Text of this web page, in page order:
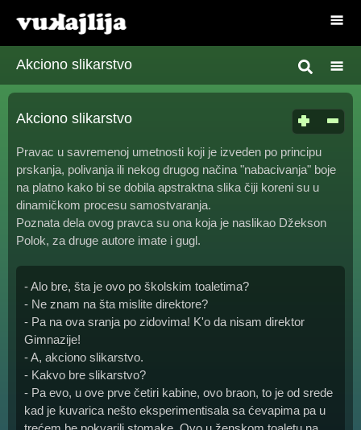
Akciono slikarstvo
Akciono slikarstvo
Pravac u savremenoj umetnosti koji je izveden po principu
prskanja, polivanja ili nekog drugog načina "nabacivanja" boje
na platno kako bi se dobila apstraktna slika čiji koreni su u
dinamičkom procesu samostvaranja.
Poznata dela ovog pravca su ona koja je naslikao Džekson
Polok, za druge autore imate i gugl.
- Alo bre, šta je ovo po školskim toaletima?
- Ne znam na šta mislite direktore?
- Pa na ova sranja po zidovima! K'o da nisam direktor
Gimnazije!
- A, akciono slikarstvo.
- Kakvo bre slikarstvo?
- Pa evo, u ove prve četiri kabine, ovo braon, to je od srede
kad je kuvarica nešto eksperimentisala sa ćevapima pa u